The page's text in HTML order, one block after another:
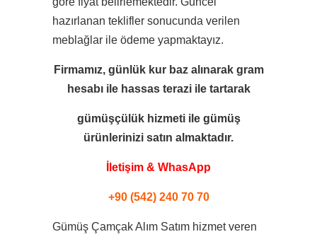
hazırlanan teklifler sonucunda verilen
meblağlar ile ödeme yapmaktayız.
Firmamız, günlük kur baz alınarak gram
hesabı ile hassas terazi ile tartarak
gümüşçülük hizmeti ile gümüş
ürünlerinizi satın almaktadır.
İletişim & WhasApp
+90 (542) 240 70 70
Gümüş Çamçak Alım Satım hizmet veren